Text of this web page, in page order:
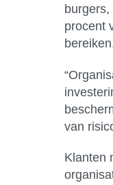
procent
van
Klanten